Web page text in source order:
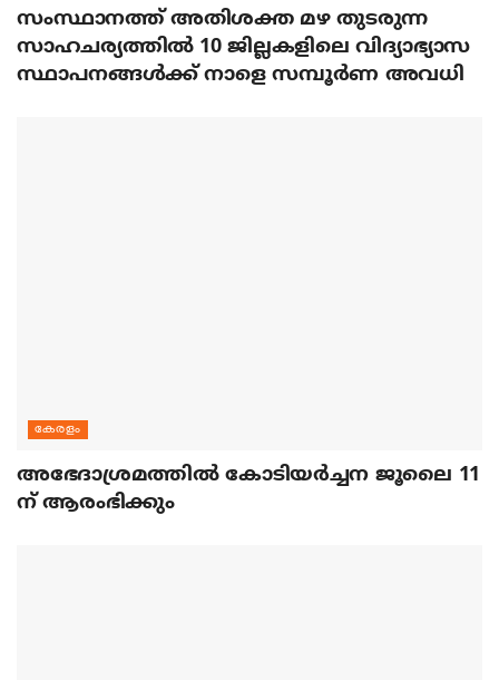
സംസ്ഥാനത്ത് അതിശക്ത മഴ തുടരുന്ന
സാഹചര്യത്തിൽ 10 ജില്ലകളിലെ വിദ്യാഭ്യാസ
സ്ഥാപനങ്ങൾക്ക് നാളെ സമ്പൂർണ അവധി
കേരളം
അഭേദാശ്രമത്തില്‍ കോടിയര്‍ച്ചന ജൂലൈ 11
ന് ആരംഭിക്കും